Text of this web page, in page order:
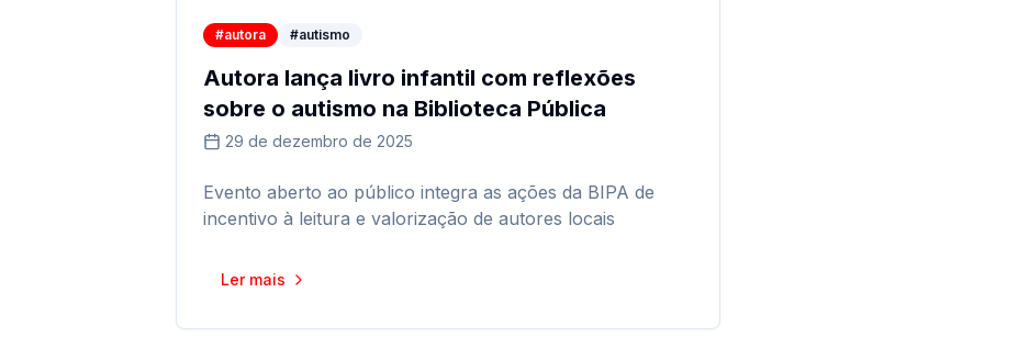
#autora #autismo
Autora lança livro infantil com reflexões
sobre o autismo na Biblioteca Pública
29 de dezembro de 2025
Evento aberto ao público integra as ações da BIPA de
incentivo à leitura e valorização de autores locais
Ler mais